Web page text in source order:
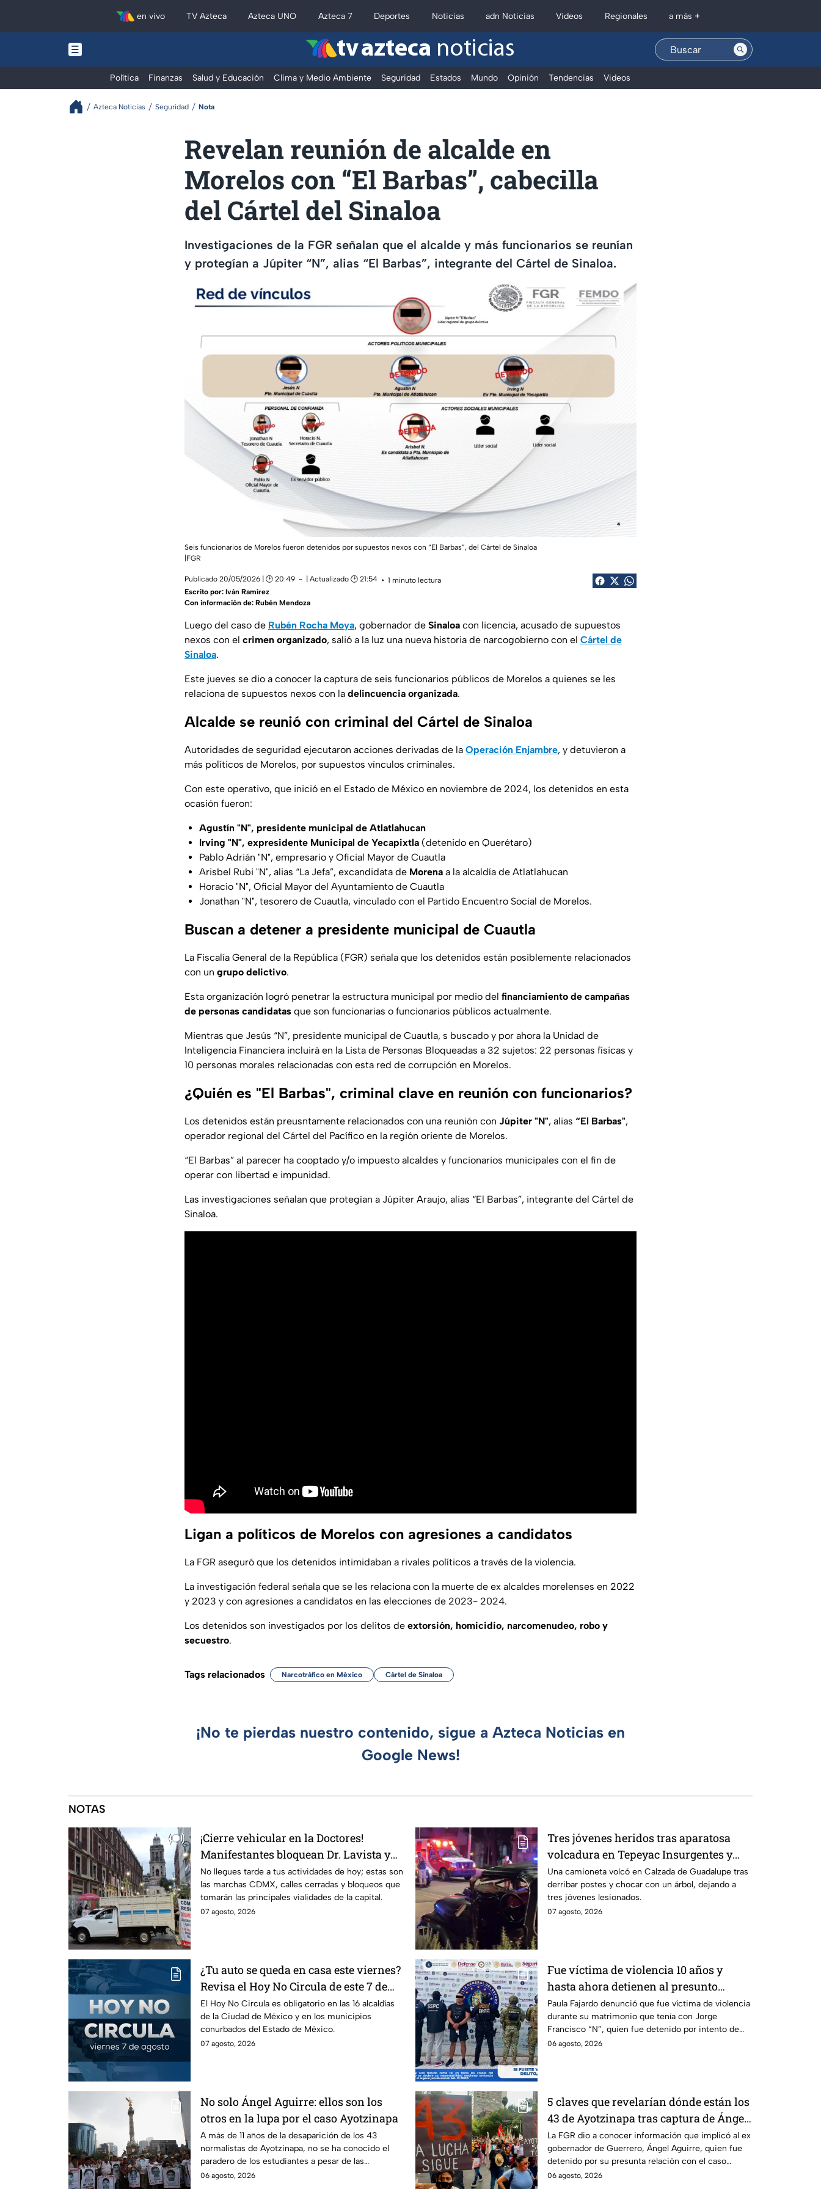
en vivo TV Azteca Azteca UNO Azteca 7 Deportes Noticias adn Noticias Videos Regionales a más +
tv azteca noticias
Política Finanzas Salud y Educación Clima y Medio Ambiente Seguridad Estados Mundo Opinión Tendencias Videos
Azteca Noticias Seguridad Nota
Revelan reunión de alcalde en
Morelos con “El Barbas”, cabecilla
del Cártel del Sinaloa
Investigaciones de la FGR señalan que el alcalde y más funcionarios se reunían
y protegían a Júpiter “N”, alias “El Barbas”, integrante del Cártel de Sinaloa.
Seis funcionarios de Morelos fueron detenidos por supuestos nexos con “El Barbas”, del Cártel de Sinaloa
|FGR
Publicado 20/05/2026 | 🕑 20:49 | Actualizado 🕑 21:54
1 minuto lectura
Escrito por: Iván Ramírez
Con información de: Rubén Mendoza
Luego del caso de Rubén Rocha Moya, gobernador de Sinaloa con licencia, acusado de supuestos
nexos con el crimen organizado, salió a la luz una nueva historia de narcogobierno con el Cártel de
Sinaloa.
Este jueves se dio a conocer la captura de seis funcionarios públicos de Morelos a quienes se les
relaciona de supuestos nexos con la delincuencia organizada.
Alcalde se reunió con criminal del Cártel de Sinaloa
Autoridades de seguridad ejecutaron acciones derivadas de la Operación Enjambre, y detuvieron a
más políticos de Morelos, por supuestos vínculos criminales.
Con este operativo, que inició en el Estado de México en noviembre de 2024, los detenidos en esta
ocasión fueron:
Agustín "N", presidente municipal de Atlatlahucan
Irving "N", expresidente Municipal de Yecapixtla (detenido en Querétaro)
Pablo Adrián "N", empresario y Oficial Mayor de Cuautla
Arisbel Rubi "N", alias “La Jefa”, excandidata de Morena a la alcaldía de Atlatlahucan
Horacio "N", Oficial Mayor del Ayuntamiento de Cuautla
Jonathan "N", tesorero de Cuautla, vinculado con el Partido Encuentro Social de Morelos.
Buscan a detener a presidente municipal de Cuautla
La Fiscalía General de la República (FGR) señala que los detenidos están posiblemente relacionados
con un grupo delictivo.
Esta organización logró penetrar la estructura municipal por medio del financiamiento de campañas
de personas candidatas que son funcionarias o funcionarios públicos actualmente.
Mientras que Jesús “N”, presidente municipal de Cuautla, s buscado y por ahora la Unidad de
Inteligencia Financiera incluirá en la Lista de Personas Bloqueadas a 32 sujetos: 22 personas físicas y
10 personas morales relacionadas con esta red de corrupción en Morelos.
¿Quién es "El Barbas", criminal clave en reunión con funcionarios?
Los detenidos están preusntamente relacionados con una reunión con Júpiter "N", alias “El Barbas",
operador regional del Cártel del Pacífico en la región oriente de Morelos.
“El Barbas” al parecer ha cooptado y/o impuesto alcaldes y funcionarios municipales con el fin de
operar con libertad e impunidad.
Las investigaciones señalan que protegían a Júpiter Araujo, alias “El Barbas”, integrante del Cártel de
Sinaloa.
Ligan a políticos de Morelos con agresiones a candidatos
La FGR aseguró que los detenidos intimidaban a rivales políticos a través de la violencia.
La investigación federal señala que se les relaciona con la muerte de ex alcaldes morelenses en 2022
y 2023 y con agresiones a candidatos en las elecciones de 2023- 2024.
Los detenidos son investigados por los delitos de extorsión, homicidio, narcomenudeo, robo y
secuestro.
Tags relacionados Narcotráfico en México Cártel de Sinaloa
¡No te pierdas nuestro contenido, sigue a Azteca Noticias en
Google News!
NOTAS
¡Cierre vehicular en la Doctores!
Manifestantes bloquean Dr. Lavista y
Niños Héroes
No llegues tarde a tus actividades de hoy; estas son
las marchas CDMX, calles cerradas y bloqueos que
tomarán las principales vialidades de la capital.
07 agosto, 2026
Tres jóvenes heridos tras aparatosa
volcadura en Tepeyac Insurgentes y
operativo en la Juárez, mientras
dormía
Una camioneta volcó en Calzada de Guadalupe tras
derribar postes y chocar con un árbol, dejando a
tres jóvenes lesionados.
07 agosto, 2026
¿Tu auto se queda en casa este viernes?
Revisa el Hoy No Circula de este 7 de
agosto
El Hoy No Circula es obligatorio en las 16 alcaldías
de la Ciudad de México y en los municipios
conurbados del Estado de México.
07 agosto, 2026
Fue víctima de violencia 10 años y
hasta ahora detienen al presunto
agresor: el caso de Paula Fajardo
Paula Fajardo denunció que fue víctima de violencia
durante su matrimonio que tenía con Jorge
Francisco “N”, quien fue detenido por intento de
feminicidio.
06 agosto, 2026
No solo Ángel Aguirre: ellos son los
otros en la lupa por el caso Ayotzinapa
A más de 11 años de la desaparición de los 43
normalistas de Ayotzinapa, no se ha conocido el
paradero de los estudiantes a pesar de las
detenciones por el caso.
06 agosto, 2026
5 claves que revelarían dónde están los
43 de Ayotzinapa tras captura de Ángel
Aguirre, ex gobernador de Guerrero
La FGR dio a conocer información que implicó al ex
gobernador de Guerrero, Ángel Aguirre, quien fue
detenido por su presunta relación con el caso
Ayotzinapa.
06 agosto, 2026